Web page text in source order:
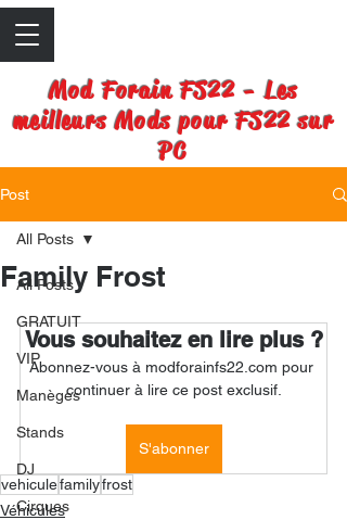
Mod Forain FS22 - Les
meilleurs Mods pour FS22 sur
PC
Post
All Posts
GRATUIT
VIP
Manèges
Stands
DJ
Cirques
All Posts
Family Frost
Vous souhaitez en lire plus ?
Abonnez-vous à modforainfs22.com pour
continuer à lire ce post exclusif.
S'abonner
vehiculefamilyfrost
Véhicules